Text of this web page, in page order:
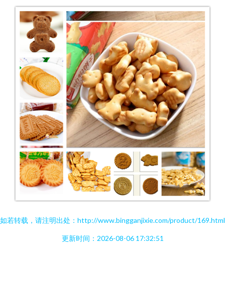
如若转载，请注明出处：http://www.bingganjixie.com/product/169.html
更新时间：2026-08-06 17:32:51